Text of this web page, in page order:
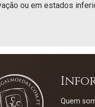
ou em estados
Quem